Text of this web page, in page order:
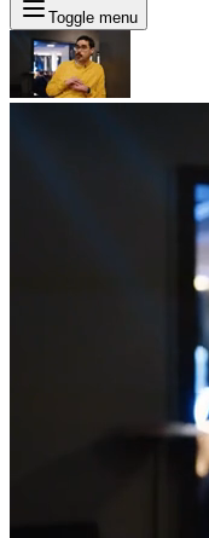
Toggle menu